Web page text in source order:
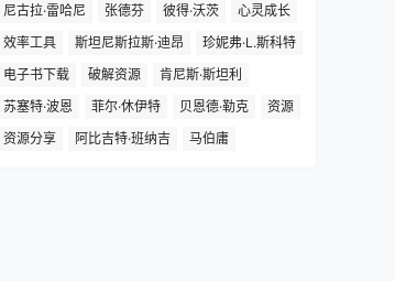
尼古拉·雷哈尼
张德芬 彼得·沃茨
心灵成长
效率工具
斯坦尼斯拉斯·迪昂
珍妮弗·L.斯科特
电子书下载
破解资源
肯尼斯·斯坦利
苏塞特·波恩
菲尔·休伊特 贝恩德·勒克
资源
资源分享
阿比吉特·班纳吉 马伯庸